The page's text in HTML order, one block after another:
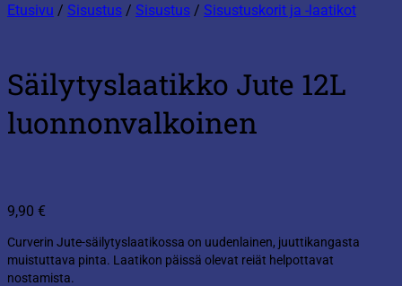
Etusivu / Sisustus / Sisustus / Sisustuskorit ja -laatikot
Säilytyslaatikko Jute 12L
luonnonvalkoinen
9,90 €
Curverin Jute-säilytyslaatikossa on uudenlainen, juuttikangasta
muistuttava pinta. Laatikon päissä olevat reiät helpottavat
nostamista.